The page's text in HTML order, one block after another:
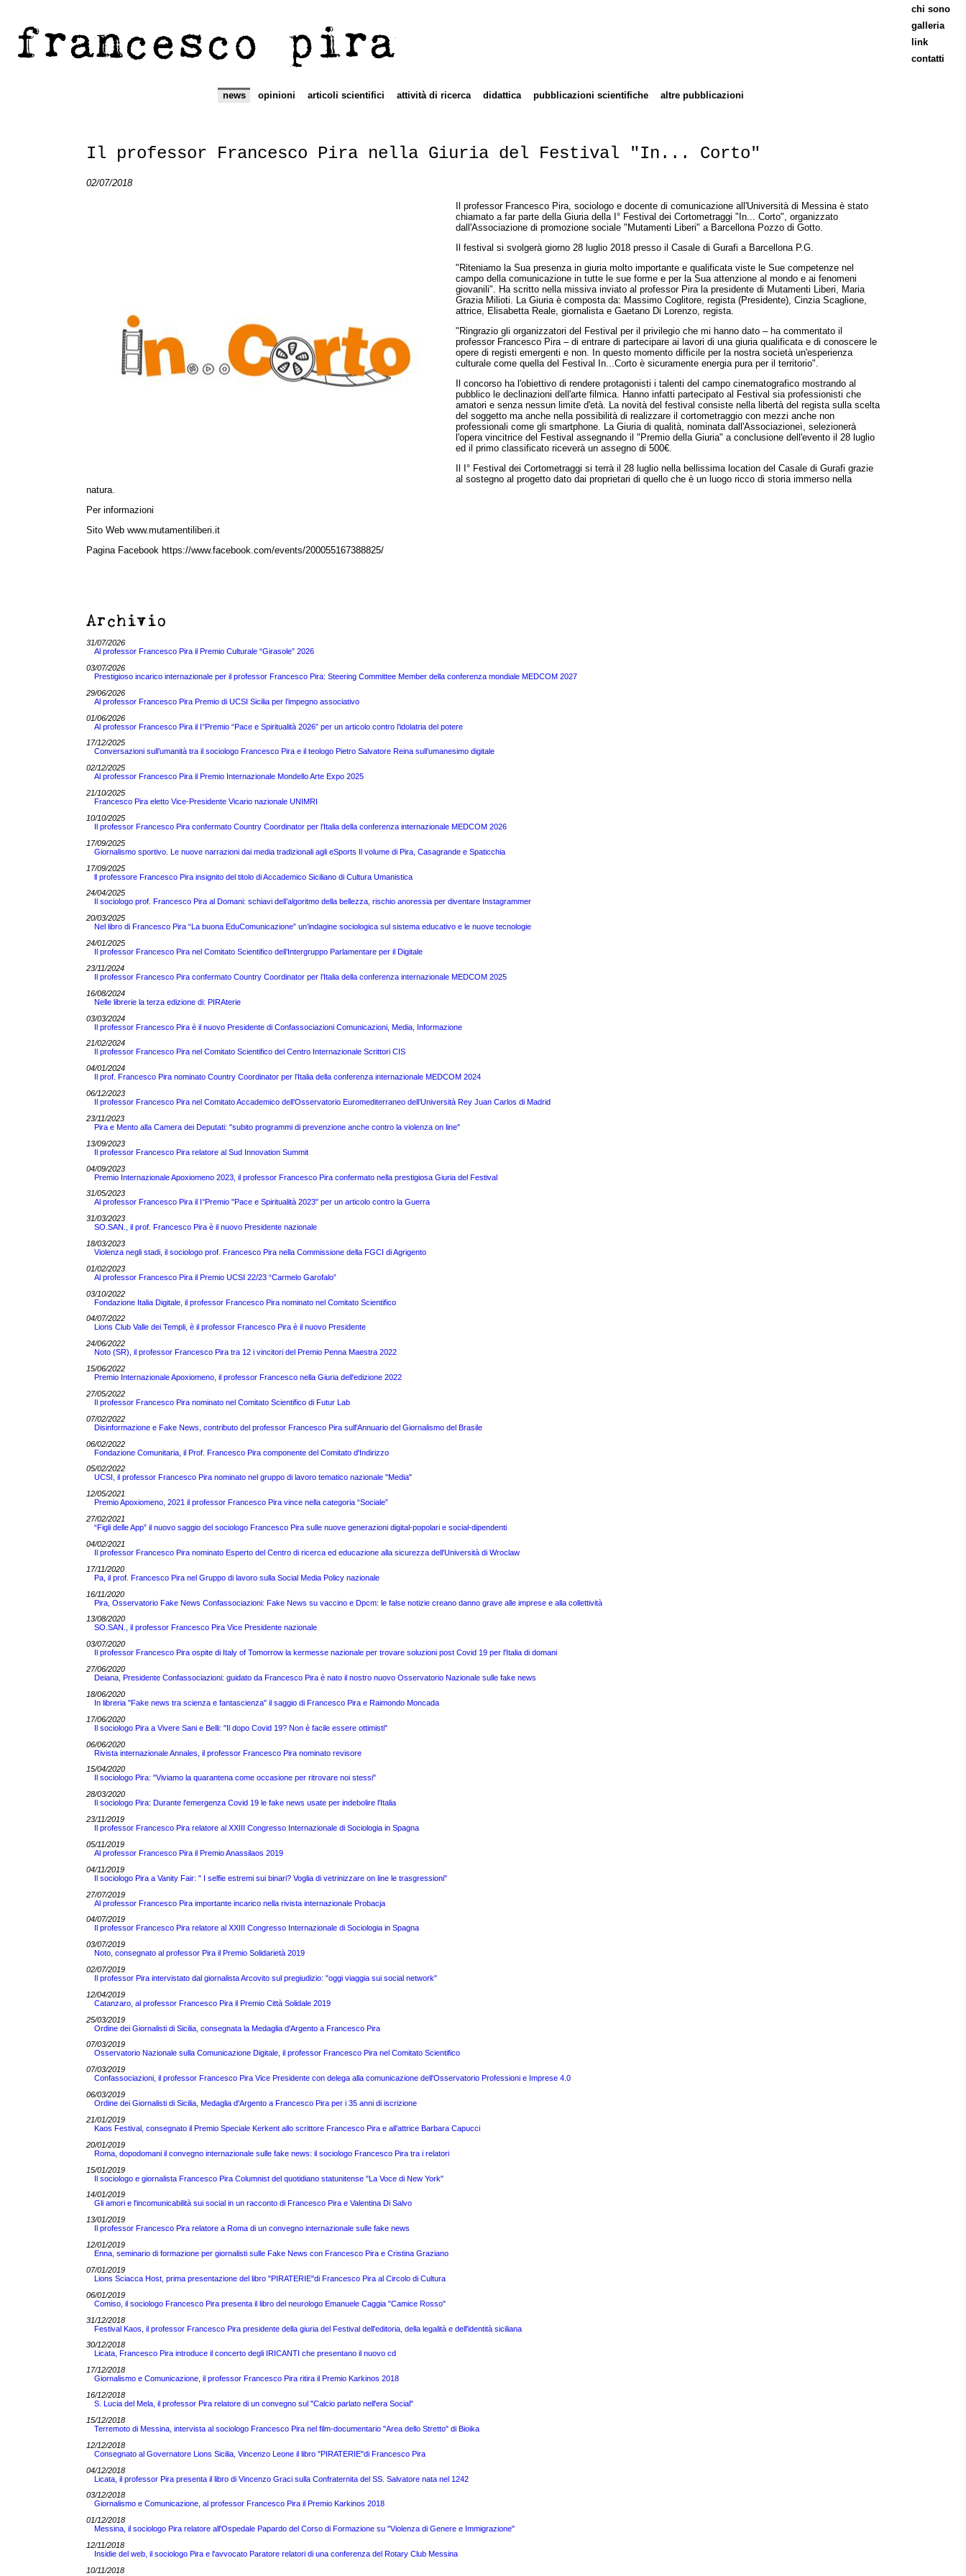
francesco pira
chi sono
galleria
link
contatti
news opinioni articoli scientifici attività di ricerca didattica pubblicazioni scientifiche altre pubblicazioni
Il professor Francesco Pira nella Giuria del Festival "In... Corto"
02/07/2018
Il professor Francesco Pira, sociologo e docente di comunicazione all'Università di Messina è stato
chiamato a far parte della Giuria della I° Festival dei Cortometraggi "In... Corto", organizzato
dall'Associazione di promozione sociale "Mutamenti Liberi" a Barcellona Pozzo di Gotto.
Il festival si svolgerà giorno 28 luglio 2018 presso il Casale di Gurafi a Barcellona P.G.
"Riteniamo la Sua presenza in giuria molto importante e qualificata viste le Sue competenze nel
campo della comunicazione in tutte le sue forme e per la Sua attenzione al mondo e ai fenomeni
giovanili". Ha scritto nella missiva inviato al professor Pira la presidente di Mutamenti Liberi, Maria
Grazia Milioti. La Giuria è composta da: Massimo Coglitore, regista (Presidente), Cinzia Scaglione,
attrice, Elisabetta Reale, giornalista e Gaetano Di Lorenzo, regista.
"Ringrazio gli organizzatori del Festival per il privilegio che mi hanno dato – ha commentato il
professor Francesco Pira – di entrare di partecipare ai lavori di una giuria qualificata e di conoscere le
opere di registi emergenti e non. In questo momento difficile per la nostra società un'esperienza
culturale come quella del Festival In...Corto è sicuramente energia pura per il territorio".
Il concorso ha l'obiettivo di rendere protagonisti i talenti del campo cinematografico mostrando al
pubblico le declinazioni dell'arte filmica. Hanno infatti partecipato al Festival sia professionisti che
amatori e senza nessun limite d'età. La novità del festival consiste nella libertà del regista sulla scelta
del soggetto ma anche nella possibilità di realizzare il cortometraggio con mezzi anche non
professionali come gli smartphone. La Giuria di qualità, nominata dall'Associazioneì, selezionerà
l'opera vincitrice del Festival assegnando il "Premio della Giuria" a conclusione dell'evento il 28 luglio
ed il primo classificato riceverà un assegno di 500€.
Il I° Festival dei Cortometraggi si terrà il 28 luglio nella bellissima location del Casale di Gurafi grazie
al sostegno al progetto dato dai proprietari di quello che è un luogo ricco di storia immerso nella
natura.
Per informazioni
Sito Web www.mutamentiliberi.it
Pagina Facebook https://www.facebook.com/events/200055167388825/
Archivio
31/07/2026
Al professor Francesco Pira il Premio Culturale “Girasole” 2026
03/07/2026
Prestigioso incarico internazionale per il professor Francesco Pira: Steering Committee Member della conferenza mondiale MEDCOM 2027
29/06/2026
Al professor Francesco Pira Premio di UCSI Sicilia per l’impegno associativo
01/06/2026
Al professor Francesco Pira il I°Premio “Pace e Spiritualità 2026” per un articolo contro l’idolatria del potere
17/12/2025
Conversazioni sull’umanità tra il sociologo Francesco Pira e il teologo Pietro Salvatore Reina sull’umanesimo digitale
02/12/2025
Al professor Francesco Pira il Premio Internazionale Mondello Arte Expo 2025
21/10/2025
Francesco Pira eletto Vice-Presidente Vicario nazionale UNIMRI
10/10/2025
Il professor Francesco Pira confermato Country Coordinator per l’Italia della conferenza internazionale MEDCOM 2026
17/09/2025
Giornalismo sportivo. Le nuove narrazioni dai media tradizionali agli eSports Il volume di Pira, Casagrande e Spaticchia
17/09/2025
ll professore Francesco Pira insignito del titolo di Accademico Siciliano di Cultura Umanistica
24/04/2025
Il sociologo prof. Francesco Pira al Domani: schiavi dell’algoritmo della bellezza, rischio anoressia per diventare Instagrammer
20/03/2025
Nel libro di Francesco Pira “La buona EduComunicazione” un’indagine sociologica sul sistema educativo e le nuove tecnologie
24/01/2025
Il professor Francesco Pira nel Comitato Scientifico dell’Intergruppo Parlamentare per il Digitale
23/11/2024
Il professor Francesco Pira confermato Country Coordinator per l’Italia della conferenza internazionale MEDCOM 2025
16/08/2024
Nelle librerie la terza edizione di: PIRAterie
03/03/2024
Il professor Francesco Pira è il nuovo Presidente di Confassociazioni Comunicazioni, Media, Informazione
21/02/2024
Il professor Francesco Pira nel Comitato Scientifico del Centro Internazionale Scrittori CIS
04/01/2024
Il prof. Francesco Pira nominato Country Coordinator per l’Italia della conferenza internazionale MEDCOM 2024
06/12/2023
Il professor Francesco Pira nel Comitato Accademico dell’Osservatorio Euromediterraneo dell’Università Rey Juan Carlos di Madrid
23/11/2023
Pira e Mento alla Camera dei Deputati: "subito programmi di prevenzione anche contro la violenza on line"
13/09/2023
Il professor Francesco Pira relatore al Sud Innovation Summit
04/09/2023
Premio Internazionale Apoxiomeno 2023, il professor Francesco Pira confermato nella prestigiosa Giuria del Festival
31/05/2023
Al professor Francesco Pira il I°Premio "Pace e Spiritualità 2023" per un articolo contro la Guerra
31/03/2023
SO.SAN., il prof. Francesco Pira è il nuovo Presidente nazionale
18/03/2023
Violenza negli stadi, il sociologo prof. Francesco Pira nella Commissione della FGCI di Agrigento
01/02/2023
Al professor Francesco Pira il Premio UCSI 22/23 “Carmelo Garofalo”
03/10/2022
Fondazione Italia Digitale, il professor Francesco Pira nominato nel Comitato Scientifico
04/07/2022
Lions Club Valle dei Templi, è il professor Francesco Pira è il nuovo Presidente
24/06/2022
Noto (SR), il professor Francesco Pira tra 12 i vincitori del Premio Penna Maestra 2022
15/06/2022
Premio Internazionale Apoxiomeno, il professor Francesco nella Giuria dell'edizione 2022
27/05/2022
Il professor Francesco Pira nominato nel Comitato Scientifico di Futur Lab
07/02/2022
Disinformazione e Fake News, contributo del professor Francesco Pira sull'Annuario del Giornalismo del Brasile
06/02/2022
Fondazione Comunitaria, il Prof. Francesco Pira componente del Comitato d'Indirizzo
05/02/2022
UCSI, il professor Francesco Pira nominato nel gruppo di lavoro tematico nazionale "Media"
12/05/2021
Premio Apoxiomeno, 2021 il professor Francesco Pira vince nella categoria “Sociale”
27/02/2021
“Figli delle App” il nuovo saggio del sociologo Francesco Pira sulle nuove generazioni digital-popolari e social-dipendenti
04/02/2021
Il professor Francesco Pira nominato Esperto del Centro di ricerca ed educazione alla sicurezza dell'Università di Wroclaw
17/11/2020
Pa, il prof. Francesco Pira nel Gruppo di lavoro sulla Social Media Policy nazionale
16/11/2020
Pira, Osservatorio Fake News Confassociazioni: Fake News su vaccino e Dpcm: le false notizie creano danno grave alle imprese e alla collettività
13/08/2020
SO.SAN., il professor Francesco Pira Vice Presidente nazionale
03/07/2020
Il professor Francesco Pira ospite di Italy of Tomorrow la kermesse nazionale per trovare soluzioni post Covid 19 per l'Italia di domani
27/06/2020
Deiana, Presidente Confassociazioni: guidato da Francesco Pira è nato il nostro nuovo Osservatorio Nazionale sulle fake news
18/06/2020
In libreria "Fake news tra scienza e fantascienza" il saggio di Francesco Pira e Raimondo Moncada
17/06/2020
Il sociologo Pira a Vivere Sani e Belli: "Il dopo Covid 19? Non è facile essere ottimisti"
06/06/2020
Rivista internazionale Annales, il professor Francesco Pira nominato revisore
15/04/2020
Il sociologo Pira: "Viviamo la quarantena come occasione per ritrovare noi stessi"
28/03/2020
Il sociologo Pira: Durante l'emergenza Covid 19 le fake news usate per indebolire l'Italia
23/11/2019
Il professor Francesco Pira relatore al XXIII Congresso Internazionale di Sociologia in Spagna
05/11/2019
Al professor Francesco Pira il Premio Anassilaos 2019
04/11/2019
Il sociologo Pira a Vanity Fair: " I selfie estremi sui binari? Voglia di vetrinizzare on line le trasgressioni"
27/07/2019
Al professor Francesco Pira importante incarico nella rivista internazionale Probacja
04/07/2019
Il professor Francesco Pira relatore al XXIII Congresso Internazionale di Sociologia in Spagna
03/07/2019
Noto, consegnato al professor Pira il Premio Solidarietà 2019
02/07/2019
Il professor Pira intervistato dal giornalista Arcovito sul pregiudizio: "oggi viaggia sui social network"
12/04/2019
Catanzaro, al professor Francesco Pira il Premio Città Solidale 2019
25/03/2019
Ordine dei Giornalisti di Sicilia, consegnata la Medaglia d'Argento a Francesco Pira
07/03/2019
Osservatorio Nazionale sulla Comunicazione Digitale, il professor Francesco Pira nel Comitato Scientifico
07/03/2019
Confassociazioni, il professor Francesco Pira Vice Presidente con delega alla comunicazione dell'Osservatorio Professioni e Imprese 4.0
06/03/2019
Ordine dei Giornalisti di Sicilia, Medaglia d'Argento a Francesco Pira per i 35 anni di iscrizione
21/01/2019
Kaos Festival, consegnato il Premio Speciale Kerkent allo scrittore Francesco Pira e all’attrice Barbara Capucci
20/01/2019
Roma, dopodomani il convegno internazionale sulle fake news: il sociologo Francesco Pira tra i relatori
15/01/2019
Il sociologo e giornalista Francesco Pira Columnist del quotidiano statunitense "La Voce di New York"
14/01/2019
Gli amori e l'incomunicabilità sui social in un racconto di Francesco Pira e Valentina Di Salvo
13/01/2019
Il professor Francesco Pira relatore a Roma di un convegno internazionale sulle fake news
12/01/2019
Enna, seminario di formazione per giornalisti sulle Fake News con Francesco Pira e Cristina Graziano
07/01/2019
Lions Sciacca Host, prima presentazione del libro "PIRATERIE"di Francesco Pira al Circolo di Cultura
06/01/2019
Comiso, il sociologo Francesco Pira presenta il libro del neurologo Emanuele Caggia "Camice Rosso"
31/12/2018
Festival Kaos, il professor Francesco Pira presidente della giuria del Festival dell'editoria, della legalità e dell'identità siciliana
30/12/2018
Licata, Francesco Pira introduce il concerto degli IRICANTI che presentano il nuovo cd
17/12/2018
Giornalismo e Comunicazione, il professor Francesco Pira ritira il Premio Karkinos 2018
16/12/2018
S. Lucia del Mela, il professor Pira relatore di un convegno sul "Calcio parlato nell'era Social"
15/12/2018
Terremoto di Messina, intervista al sociologo Francesco Pira nel film-documentario "Area dello Stretto" di Bioika
12/12/2018
Consegnato al Governatore Lions Sicilia, Vincenzo Leone il libro "PIRATERIE"di Francesco Pira
04/12/2018
Licata, il professor Pira presenta il libro di Vincenzo Graci sulla Confraternita del SS. Salvatore nata nel 1242
03/12/2018
Giornalismo e Comunicazione, al professor Francesco Pira il Premio Karkinos 2018
01/12/2018
Messina, il sociologo Pira relatore all'Ospedale Papardo del Corso di Formazione su "Violenza di Genere e Immigrazione"
12/11/2018
Insidie del web, il sociologo Pira e l'avvocato Paratore relatori di una conferenza del Rotary Club Messina
10/11/2018